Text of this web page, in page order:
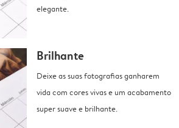
elegante.
Brilhante
Deixe as suas fotografias ganharem
vida com cores vivas e um acabamento
super suave e brilhante.